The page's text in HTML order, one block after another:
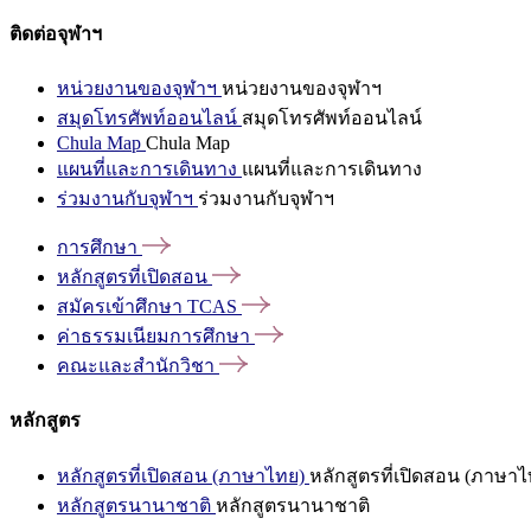
ติดต่อจุฬาฯ
หน่วยงานของจุฬาฯ หน่วยงานของจุฬาฯ
สมุดโทรศัพท์ออนไลน์ สมุดโทรศัพท์ออนไลน์
Chula Map Chula Map
แผนที่และการเดินทาง แผนที่และการเดินทาง
ร่วมงานกับจุฬาฯ ร่วมงานกับจุฬาฯ
การศึกษา
หลักสูตรที่เปิดสอน
สมัครเข้าศึกษา TCAS
ค่าธรรมเนียมการศึกษา
คณะและสำนักวิชา
หลักสูตร
หลักสูตรที่เปิดสอน (ภาษาไทย) หลักสูตรที่เปิดสอน (ภาษาไ
หลักสูตรนานาชาติ หลักสูตรนานาชาติ